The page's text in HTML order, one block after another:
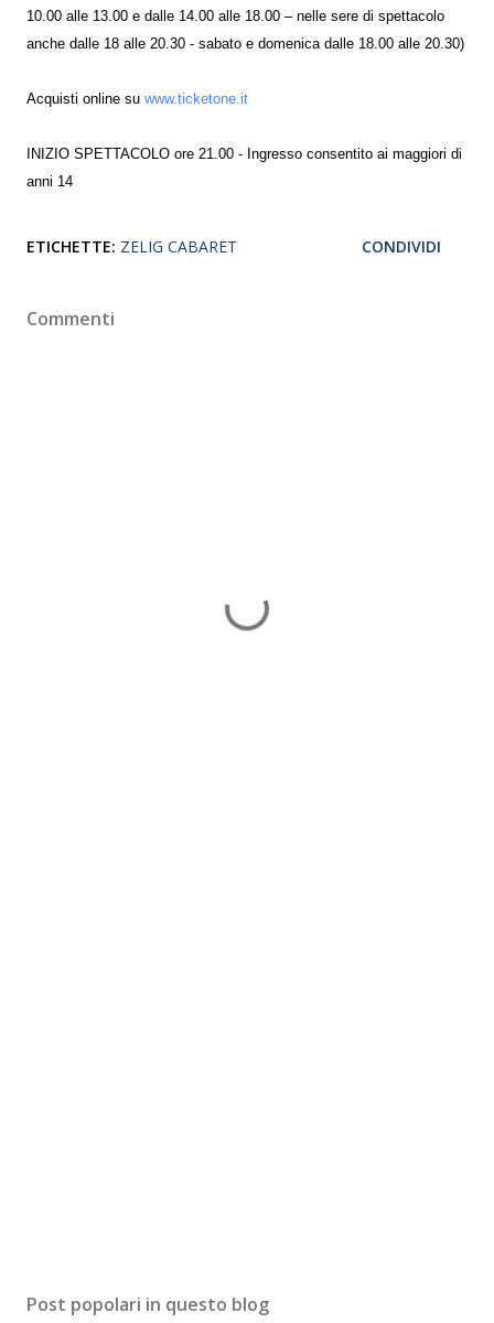
10.00 alle 13.00 e dalle 14.00 alle 18.00 – nelle sere di spettacolo
anche dalle 18 alle 20.30 - sabato e domenica dalle 18.00 alle 20.30)
Acquisti online su www.ticketone.it
INIZIO SPETTACOLO ore 21.00 - Ingresso consentito ai maggiori di
anni 14
ETICHETTE: ZELIG CABARET CONDIVIDI
Commenti
Post popolari in questo blog